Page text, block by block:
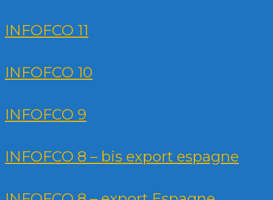
INFOFCO 11
INFOFCO 10
INFOFCO 9
INFOFCO 8 – bis export espagne